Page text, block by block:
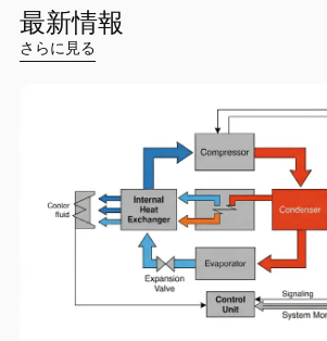
最新情報
さらに見る